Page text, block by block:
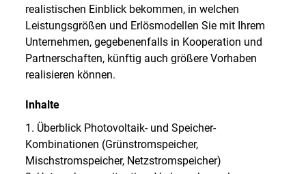
realistischen Einblick bekommen, in welchen
Leistungsgrößen und Erlösmodellen Sie mit Ihrem
Unternehmen, gegebenenfalls in Kooperation und
Partnerschaften, künftig auch größere Vorhaben
realisieren können.
Inhalte
1. Überblick Photovoltaik- und Speicher-
Kombinationen (Grünstromspeicher,
Mischstromspeicher, Netzstromspeicher)